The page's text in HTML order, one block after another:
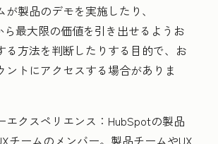
製品のデモを実施したり、
ら最大限の価値を引き出せるようお
る方法を判断したりする目的で、お
ントにアクセスする場合がありま
クスペリエンス： HubSpotの製品
チームのメンバー。製品チームやUX